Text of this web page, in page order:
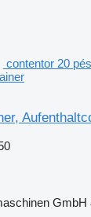
contentor 20
GmbH